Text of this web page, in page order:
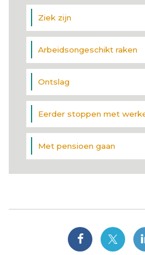
Ziek zijn
Arbeidsongeschikt raken
Ontslag
Eerder stoppen met
Met pensioen gaan